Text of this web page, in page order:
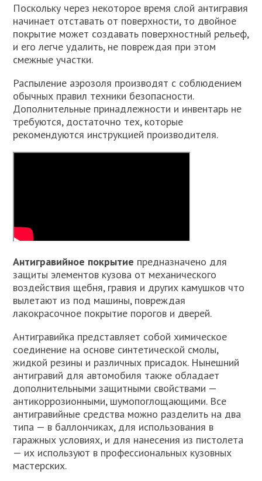
Поскольку через некоторое время слой антигравия
начинает отставать от поверхности, то двойное
покрытие может создавать поверхностный рельеф,
и его легче удалить, не повреждая при этом
смежные участки.
Распыление аэрозоля производят с соблюдением
обычных правил техники безопасности.
Дополнительные принадлежности и инвентарь не
требуются, достаточно тех, которые
рекомендуются инструкцией производителя.
Антигравийное покрытие предназначено для
защиты элементов кузова от механического
воздействия щебня, гравия и других камушков что
вылетают из под машины, повреждая
лакокрасочное покрытие порогов и дверей.
Антигравийка представляет собой химическое
соединение на основе синтетической смолы,
жидкой резины и различных присадок. Нынешний
антигравий для автомобиля также обладает
дополнительными защитными свойствами —
антикоррозионными, шумопоглощающими. Все
антигравийные средства можно разделить на два
типа — в баллончиках, для использования в
гаражных условиях, и для нанесения из пистолета
— их используют в профессиональных кузовных
мастерских.